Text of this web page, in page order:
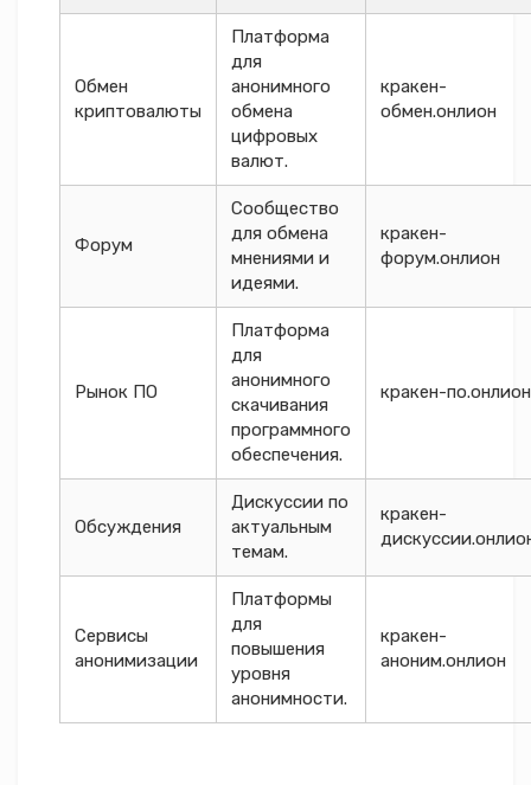
Обмен
криптовалюты
Платформа
для
анонимного
обмена
цифровых
валют.
кракен-
обмен.онлион
Форум
Сообщество
для обмена
мнениями и
идеями.
кракен-
форум.онлион
Рынок ПО
Платформа
для
анонимного
скачивания
программного
обеспечения.
кракен-по.онлион
Обсуждения
Дискуссии по
актуальным
темам.
кракен-
Сервисы
анонимизации
Платформы
для
повышения
уровня
анонимности.
кракен-
аноним.онлион